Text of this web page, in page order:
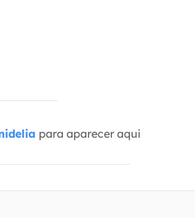
para aparecer aqui